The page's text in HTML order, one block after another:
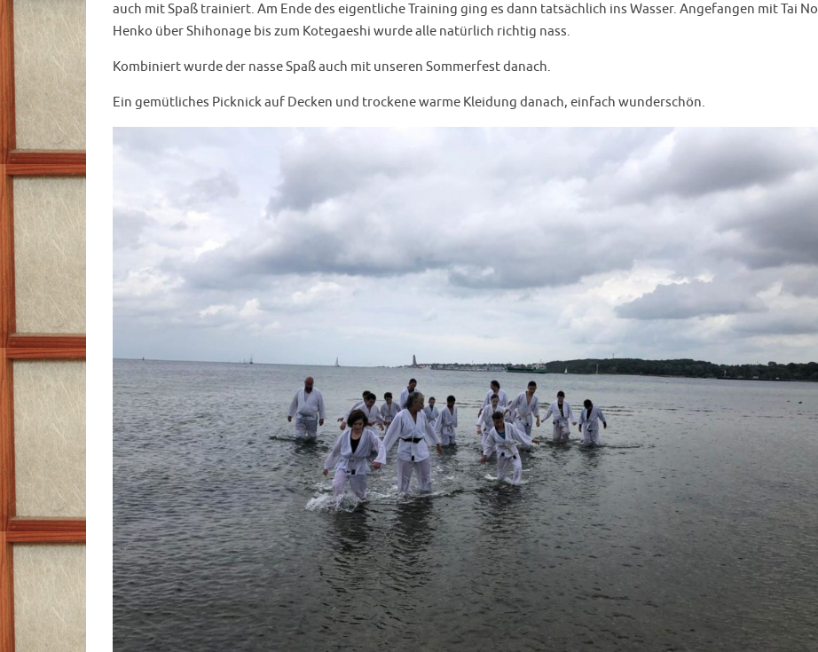
auch mit Spaß trainiert. Am Ende des eigentliche Training ging es dann tatsächlich ins Wasser. Angefangen mit Tai No
Henko über Shihonage bis zum Kotegaeshi wurde alle natürlich richtig nass.
Kombiniert wurde der nasse Spaß auch mit unseren Sommerfest danach.
Ein gemütliches Picknick auf Decken und trockene warme Kleidung danach, einfach wunderschön.